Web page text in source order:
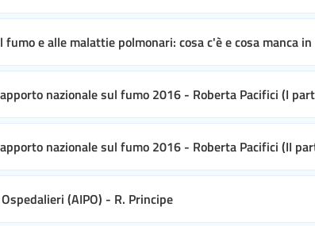
e alle malattie polmonari: cosa c'è e cosa manca
nazionale sul fumo 2016 - Roberta Pacifici (I
nazionale sul fumo 2016 - Roberta Pacifici (II
(AIPO) - R. Principe